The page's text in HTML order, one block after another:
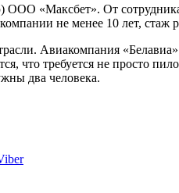
ООО «Максбет». От
не менее 10 лет,
Авиакомпания
что требуется не просто
два человека.